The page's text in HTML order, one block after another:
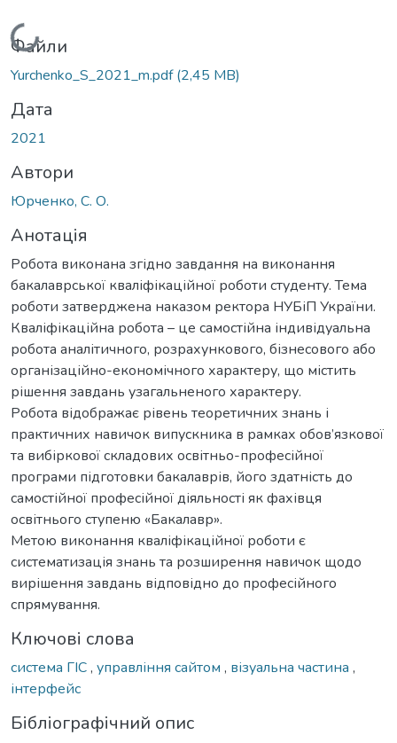
Вантажиться...
Файли
Yurchenko_S_2021_m.pdf(2,45 MB)
Дата
2021
Автори
Юрченко, С. О.
Анотація
Робота виконана згідно завдання на виконання
бакалаврської кваліфікаційної роботи студенту. Тема
роботи затверджена наказом ректора НУБіП України.
Кваліфікаційна робота – це самостійна індивідуальна
робота аналітичного, розрахункового, бізнесового або
організаційно-економічного характеру, що містить
рішення завдань узагальненого характеру.
Робота відображає рівень теоретичних знань і
практичних навичок випускника в рамках обов’язкової
та вибіркової складових освітньо-професійної
програми підготовки бакалаврів, його здатність до
самостійної професійної діяльності як фахівця
освітнього ступеню «Бакалавр».
Метою виконання кваліфікаційної роботи є
систематизація знань та розширення навичок щодо
вирішення завдань відповідно до професійного
спрямування.
Ключові слова
система ГІС, управління сайтом , візуальна частина ,
інтерфейс
Бібліографічний опис